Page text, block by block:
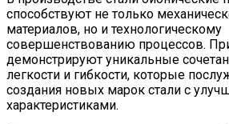
способствуют не только
материалов, но и технологическому
совершенствованию процессов.
демонстрируют уникальные
легкости и гибкости, которые
создания новых марок стали с
характеристиками.